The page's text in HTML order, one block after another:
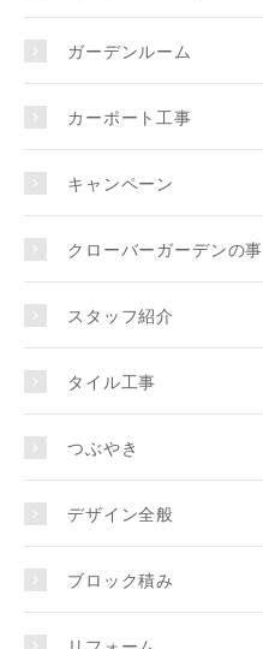
ガーデンルーム
カーポート工事
キャンペーン
クローバーガーデンの事
スタッフ紹介
タイル工事
つぶやき
デザイン全般
ブロック積み